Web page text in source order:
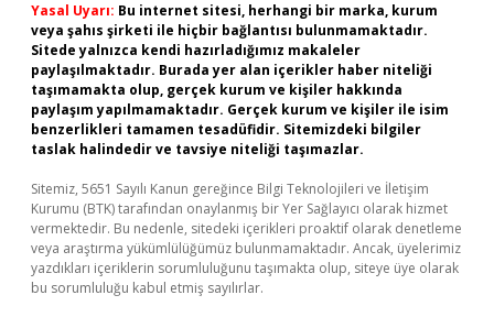
Yasal Uyarı: Bu internet sitesi, herhangi bir marka, kurum
veya şahıs şirketi ile hiçbir bağlantısı bulunmamaktadır.
Sitede yalnızca kendi hazırladığımız makaleler
paylaşılmaktadır. Burada yer alan içerikler haber niteliği
taşımamakta olup, gerçek kurum ve kişiler hakkında
paylaşım yapılmamaktadır. Gerçek kurum ve kişiler ile isim
benzerlikleri tamamen tesadüfidir. Sitemizdeki bilgiler
taslak halindedir ve tavsiye niteliği taşımazlar.
Sitemiz, 5651 Sayılı Kanun gereğince Bilgi Teknolojileri ve İletişim
Kurumu (BTK) tarafından onaylanmış bir Yer Sağlayıcı olarak hizmet
vermektedir. Bu nedenle, sitedeki içerikleri proaktif olarak denetleme
veya araştırma yükümlülüğümüz bulunmamaktadır. Ancak, üyelerimiz
yazdıkları içeriklerin sorumluluğunu taşımakta olup, siteye üye olarak
bu sorumluluğu kabul etmiş sayılırlar.